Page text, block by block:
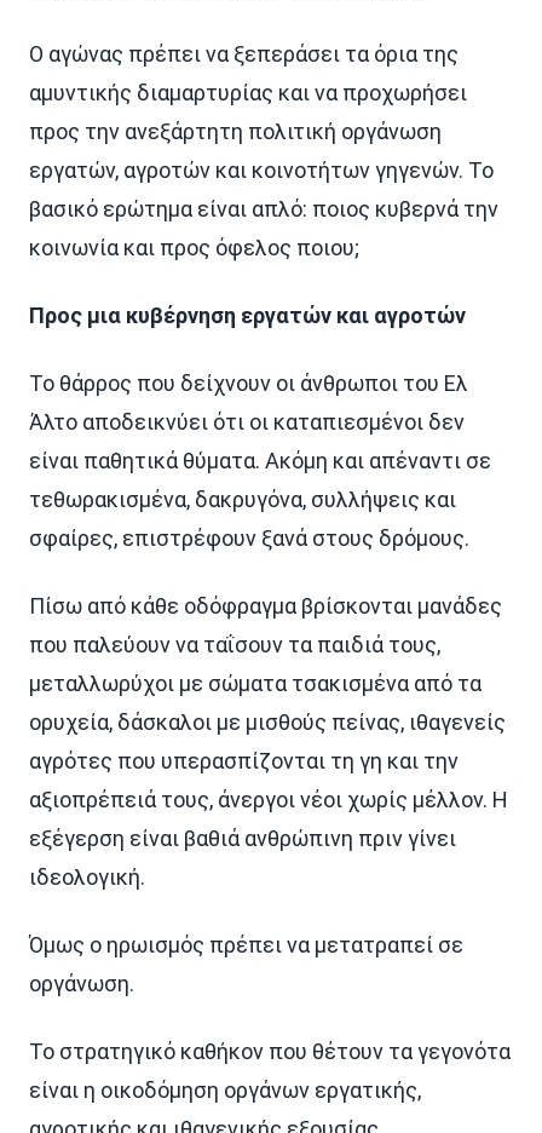
Ο αγώνας πρέπει να ξεπεράσει τα όρια της
αμυντικής διαμαρτυρίας και να προχωρήσει
προς την ανεξάρτητη πολιτική οργάνωση
εργατών, αγροτών και κοινοτήτων γηγενών. Το
βασικό ερώτημα είναι απλό: ποιος κυβερνά την
κοινωνία και προς όφελος ποιου;
Προς μια κυβέρνηση εργατών και αγροτών
Το θάρρος που δείχνουν οι άνθρωποι του Ελ
Άλτο αποδεικνύει ότι οι καταπιεσμένοι δεν
είναι παθητικά θύματα. Ακόμη και απέναντι σε
τεθωρακισμένα, δακρυγόνα, συλλήψεις και
σφαίρες, επιστρέφουν ξανά στους δρόμους.
Πίσω από κάθε οδόφραγμα βρίσκονται μανάδες
που παλεύουν να ταΐσουν τα παιδιά τους,
μεταλλωρύχοι με σώματα τσακισμένα από τα
ορυχεία, δάσκαλοι με μισθούς πείνας, ιθαγενείς
αγρότες που υπερασπίζονται τη γη και την
αξιοπρέπειά τους, άνεργοι νέοι χωρίς μέλλον. Η
εξέγερση είναι βαθιά ανθρώπινη πριν γίνει
ιδεολογική.
Όμως ο ηρωισμός πρέπει να μετατραπεί σε
οργάνωση.
Το στρατηγικό καθήκον που θέτουν τα γεγονότα
είναι η οικοδόμηση οργάνων εργατικής,